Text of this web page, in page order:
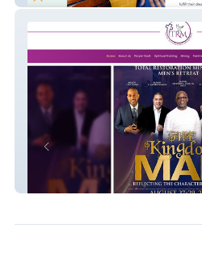
Total Restoration Ministries